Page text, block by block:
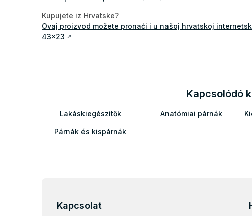
Kupujete iz Hrvatske?
Ovaj proizvod možete pronaći i u našoj hrvatskoj
43x23 ↗
Kapcsolódó
Lakáskiegészítők Anatómiai párnák
Párnák és kispárnák
Kapcsolat